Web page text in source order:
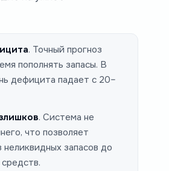
. Точный прогноз
пополнять запасы. В
дефицита падает с 20–
. Система не
что позволяет
запасов до